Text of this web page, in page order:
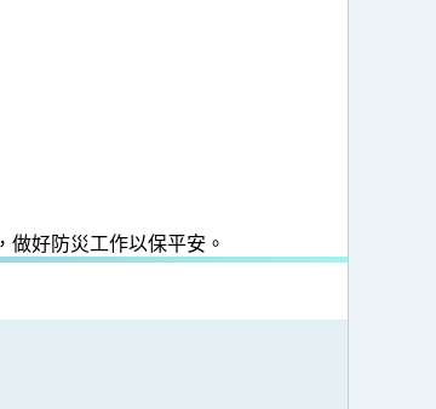
好防災工作以保平安。